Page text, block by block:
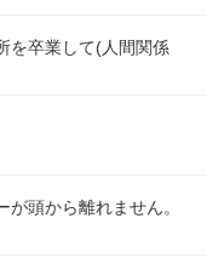
を卒業して(人間関係
頭から離れません。